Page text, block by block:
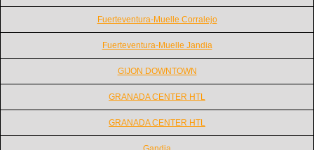
Fuerteventura-Muelle Corralejo
Fuerteventura-Muelle Jandia
GIJON DOWNTOWN
GRANADA CENTER HTL
GRANADA CENTER HTL